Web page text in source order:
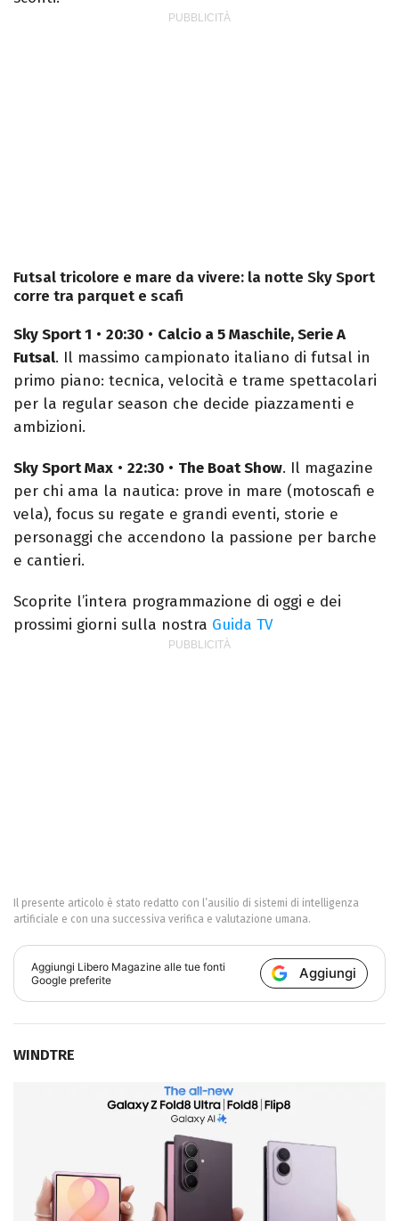
Futsal tricolore e mare da vivere: la notte Sky Sport
corre tra parquet e scafi
Sky Sport 1 • 20:30 • Calcio a 5 Maschile, Serie A
Futsal. Il massimo campionato italiano di futsal in
primo piano: tecnica, velocità e trame spettacolari
per la regular season che decide piazzamenti e
ambizioni.
Sky Sport Max • 22:30 • The Boat Show. Il magazine
per chi ama la nautica: prove in mare (motoscafi e
vela), focus su regate e grandi eventi, storie e
personaggi che accendono la passione per barche
e cantieri.
Scoprite l’intera programmazione di oggi e dei
prossimi giorni sulla nostra Guida TV
Il presente articolo è stato redatto con l’ausilio di sistemi di intelligenza
artificiale e con una successiva verifica e valutazione umana.
Aggiungi Libero Magazine alle tue fonti
Google preferite
Aggiungi
WINDTRE